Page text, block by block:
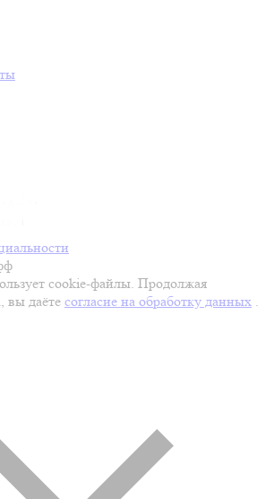
cookie-файлы. Продолжая
вы даёте согласие на обработку данных .